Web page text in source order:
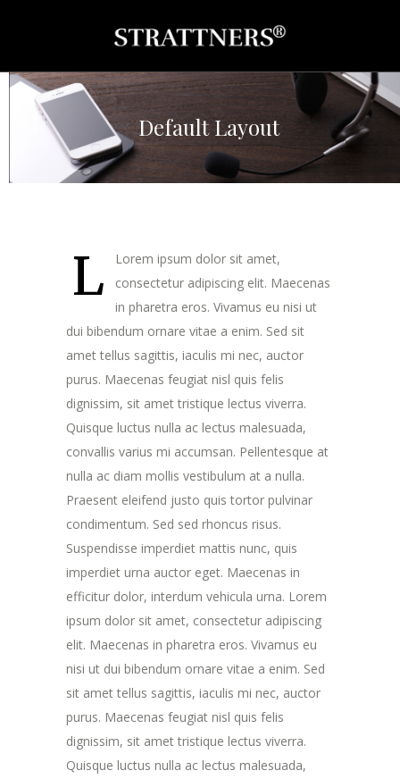
Default Layout
L
Lorem ipsum dolor sit amet,
consectetur adipiscing elit. Maecenas
in pharetra eros. Vivamus eu nisi ut
dui bibendum ornare vitae a enim. Sed sit
amet tellus sagittis, iaculis mi nec, auctor
purus. Maecenas feugiat nisl quis felis
dignissim, sit amet tristique lectus viverra.
Quisque luctus nulla ac lectus malesuada,
convallis varius mi accumsan. Pellentesque at
nulla ac diam mollis vestibulum at a nulla.
Praesent eleifend justo quis tortor pulvinar
condimentum. Sed sed rhoncus risus.
Suspendisse imperdiet mattis nunc, quis
imperdiet urna auctor eget. Maecenas in
efficitur dolor, interdum vehicula urna. Lorem
ipsum dolor sit amet, consectetur adipiscing
elit. Maecenas in pharetra eros. Vivamus eu
nisi ut dui bibendum ornare vitae a enim. Sed
sit amet tellus sagittis, iaculis mi nec, auctor
purus. Maecenas feugiat nisl quis felis
dignissim, sit amet tristique lectus viverra.
Quisque luctus nulla ac lectus malesuada,